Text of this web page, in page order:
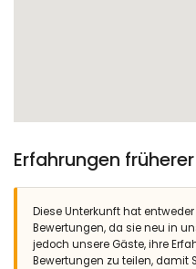
Erfahrungen
Diese Unterkunft hat
Bewertungen, da sie neu in
jedoch unsere Gäste, ihre
Bewertungen zu teilen, damit